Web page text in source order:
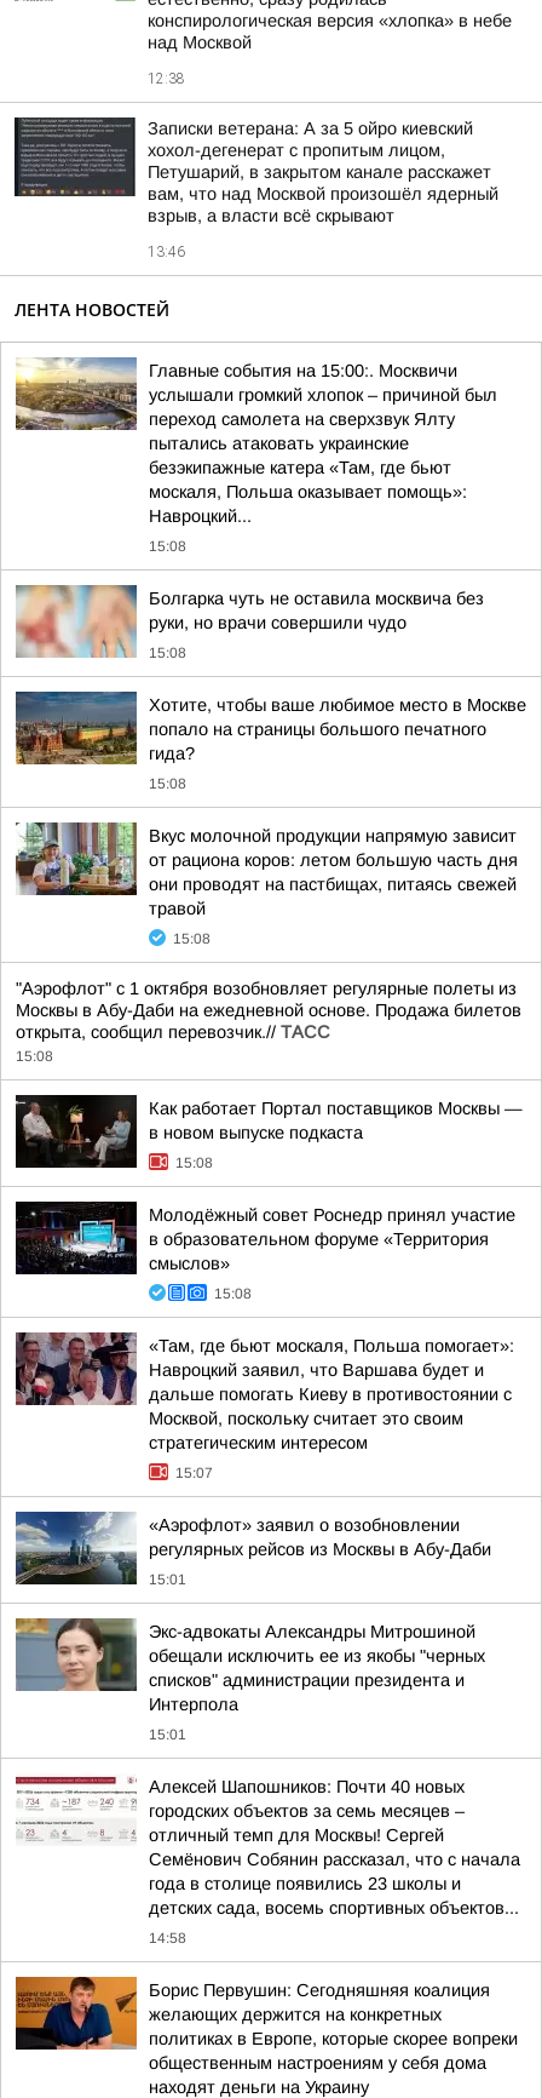
конспирологическая версия «хлопка» в небе
над Москвой
12:38
Записки ветерана: А за 5 ойро киевский
хохол-дегенерат с пропитым лицом,
Петушарий, в закрытом канале расскажет
вам, что над Москвой произошёл ядерный
взрыв, а власти всё скрывают
13:46
ЛЕНТА НОВОСТЕЙ
Главные события на 15:00:. Москвичи
услышали громкий хлопок – причиной был
переход самолета на сверхзвук Ялту
пытались атаковать украинские
безэкипажные катера «Там, где бьют
москаля, Польша оказывает помощь»:
Навроцкий...
15:08
Болгарка чуть не оставила москвича без
руки, но врачи совершили чудо
15:08
Хотите, чтобы ваше любимое место в Москве
попало на страницы большого печатного
гида?
15:08
Вкус молочной продукции напрямую зависит
от рациона коров: летом большую часть дня
они проводят на пастбищах, питаясь свежей
травой
15:08
"Аэрофлот" с 1 октября возобновляет регулярные полеты из
Москвы в Абу-Даби на ежедневной основе. Продажа билетов
открыта, сообщил перевозчик.// ТАСС
15:08
Как работает Портал поставщиков Москвы —
в новом выпуске подкаста
15:08
Молодёжный совет Роснедр принял участие
в образовательном форуме «Территория
смыслов»
15:08
«Там, где бьют москаля, Польша помогает»:
Навроцкий заявил, что Варшава будет и
дальше помогать Киеву в противостоянии с
Москвой, поскольку считает это своим
стратегическим интересом
15:07
«Аэрофлот» заявил о возобновлении
регулярных рейсов из Москвы в Абу-Даби
15:01
Экс-адвокаты Александры Митрошиной
обещали исключить ее из якобы "черных
списков" администрации президента и
Интерпола
15:01
Алексей Шапошников: Почти 40 новых
городских объектов за семь месяцев –
отличный темп для Москвы! Сергей
Семёнович Собянин рассказал, что с начала
года в столице появились 23 школы и
детских сада, восемь спортивных объектов...
14:58
Борис Первушин: Сегодняшняя коалиция
желающих держится на конкретных
политиках в Европе, которые скорее вопреки
общественным настроениям у себя дома
находят деньги на Украину